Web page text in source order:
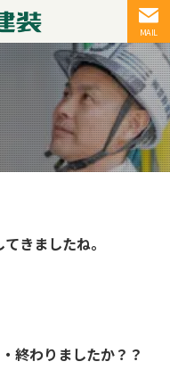
MAIL
きましたね。
終わりましたか？？